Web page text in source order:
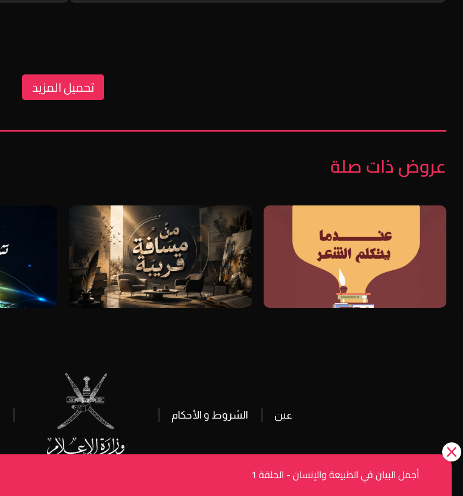
تحميل المزيد
أجمل البيان في الطبيعة والإنسان - الحلقة 1
عروض ذات صلة
عين الشروط و الأحكام